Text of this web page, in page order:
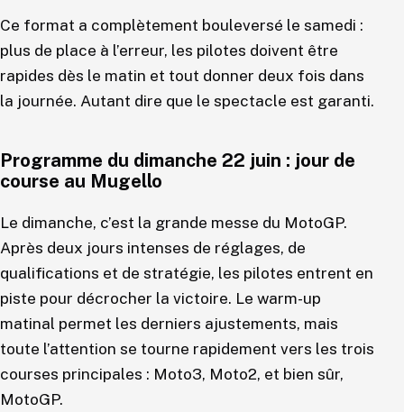
Ce format a complètement bouleversé le samedi :
plus de place à l’erreur, les pilotes doivent être
rapides dès le matin et tout donner deux fois dans
la journée. Autant dire que le spectacle est garanti.
Programme du dimanche 22 juin : jour de
course au Mugello
Le dimanche, c’est la grande messe du MotoGP.
Après deux jours intenses de réglages, de
qualifications et de stratégie, les pilotes entrent en
piste pour décrocher la victoire. Le warm-up
matinal permet les derniers ajustements, mais
toute l’attention se tourne rapidement vers les trois
courses principales : Moto3, Moto2, et bien sûr,
MotoGP.